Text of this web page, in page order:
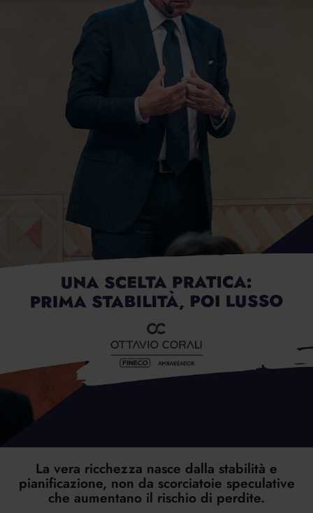
La vera ricchezza nasce dalla stabilità e
pianificazione, non da scorciatoie speculative
che aumentano il rischio di perdite.